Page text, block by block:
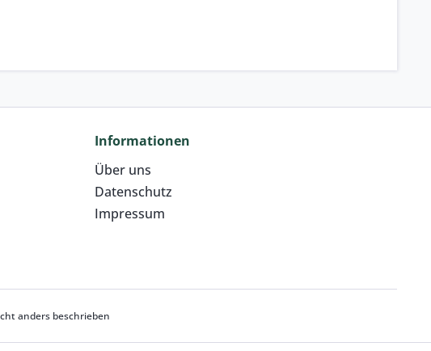
Informationen
Über uns
Datenschutz
Impressum
anders beschrieben